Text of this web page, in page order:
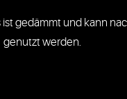
ist gedämmt und kann
werden.